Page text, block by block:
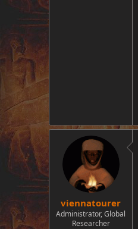
viennatourer
Administrator, Global
Researcher